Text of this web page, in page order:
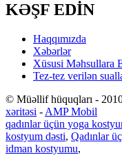
KƏŞF EDİN
Haqqımızda
Xəbərlər
Xüsusi Məhsullara
Tez-tez verilən
© Müəllif hüquqları -
xəritəsi - AMP Mobil
qadınlar üçün yoga
kostyum dəsti, Qadınlar
idman kostyumu,